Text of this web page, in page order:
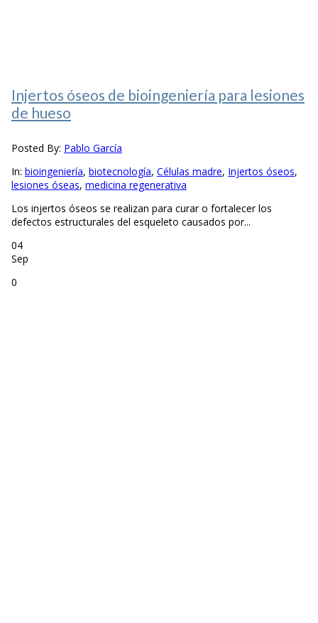
Injertos óseos de bioingeniería para lesiones
de hueso
Posted By: Pablo García
In: bioingeniería, biotecnología, Células madre, Injertos óseos,
lesiones óseas, medicina regenerativa
Los injertos óseos se realizan para curar o fortalecer los
defectos estructurales del esqueleto causados por...
04
Sep
0